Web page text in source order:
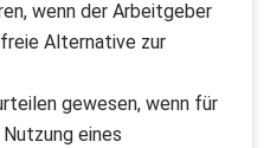
wenn der Arbeitgeber
Alternative zur
gewesen, wenn für
eines